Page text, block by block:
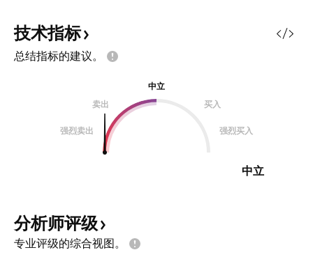
技术指标
总结指标的建议。
中立
卖出
买入
强烈卖出 强烈买入
中立
分析师评级
专业评级的综合视图。